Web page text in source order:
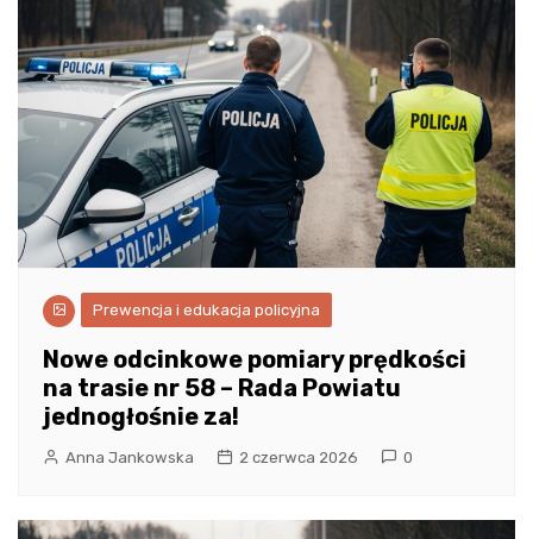
Prewencja i edukacja policyjna
Nowe odcinkowe pomiary prędkości
na trasie nr 58 – Rada Powiatu
jednogłośnie za!
Anna Jankowska 2 czerwca 2026 0